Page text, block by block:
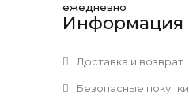
ежедневно
Информация
Доставка и возврат
Безопасные покупки